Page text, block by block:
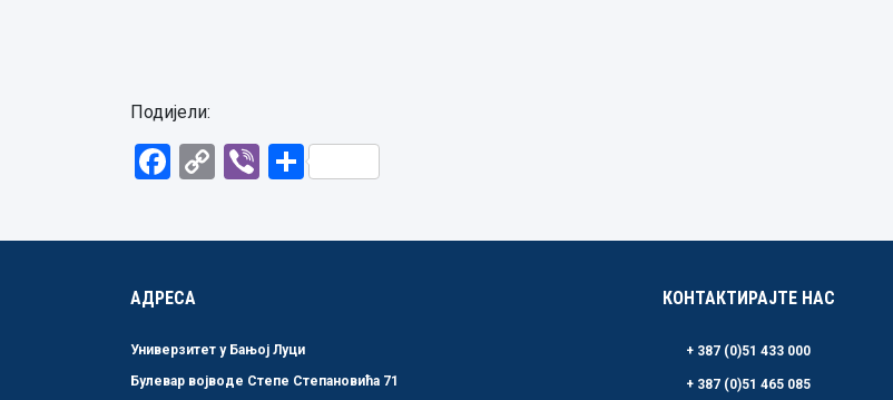
Подијели:
Facebook
CopyViberShare
АДРЕСА
Универзитет у Бањој Луци
Булевар војводе Степе Степановића 71
КОНТАКТИРАЈТЕ НАС
+ 387 (0)51 433 000
+ 387 (0)51 465 085